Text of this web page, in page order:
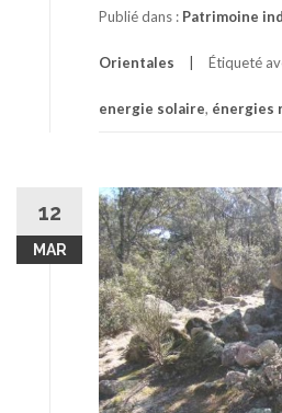
Publié dans : Patrimoine
Orientales Étiqueté
energie solaire, énergies
12
MAR